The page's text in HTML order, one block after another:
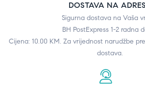
DOSTAVA NA
Sigurna dostava na Vaša
BH PostExpress 1-2 radna
Cijena: 10.00 KM. Za vrijednost narudžbe
dostava.